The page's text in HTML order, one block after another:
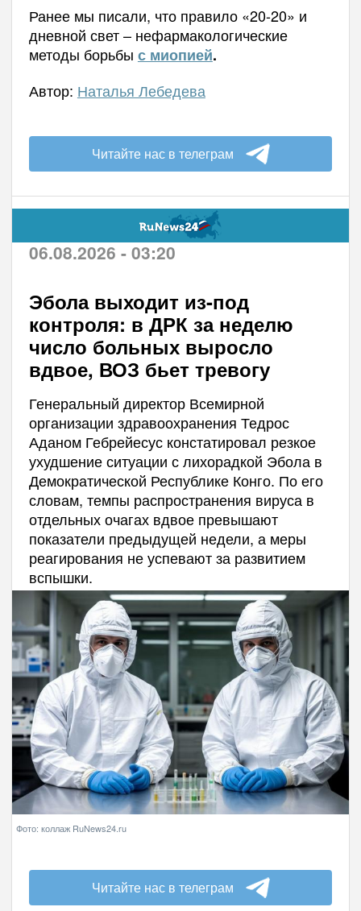
Ранее мы писали, что правило «20-20» и
дневной свет – нефармакологические
методы борьбы с миопией.
Автор: Наталья Лебедева
Читайте нас в телеграм
06.08.2026 - 03:20
Эбола выходит из-под
контроля: в ДРК за неделю
число больных выросло
вдвое, ВОЗ бьет тревогу
Генеральный директор Всемирной
организации здравоохранения Тедрос
Аданом Гебрейесус констатировал резкое
ухудшение ситуации с лихорадкой Эбола в
Демократической Республике Конго. По его
словам, темпы распространения вируса в
отдельных очагах вдвое превышают
показатели предыдущей недели, а меры
реагирования не успевают за развитием
вспышки.
Фото: коллаж RuNews24.ru
Читайте нас в телеграм